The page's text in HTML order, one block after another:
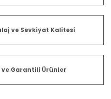
ve Sevkiyat Kalitesi
ve Garantili Ürünler